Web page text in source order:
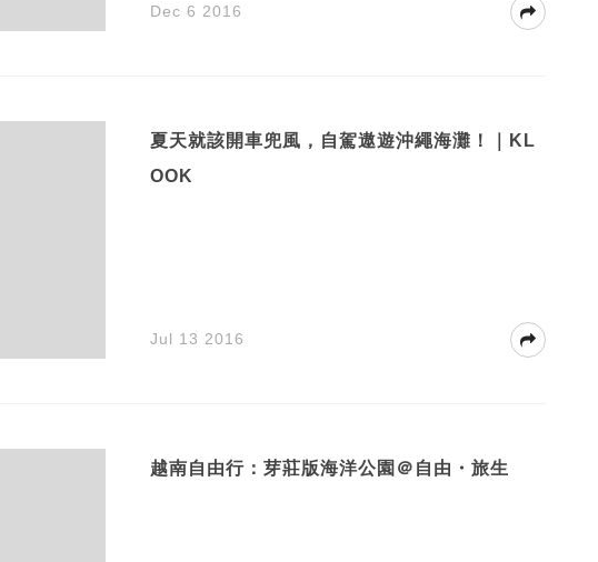
Dec 6 2016
夏天就該開車兜風，自駕遨遊沖繩海灘！｜KL
OOK
Jul 13 2016
越南自由行：芽莊版海洋公園＠自由・旅生